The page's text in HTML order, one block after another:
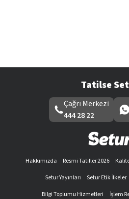
Tatilse
Çağrı Merkezi
444 28 22
Hakkımızda Resmi Tatiller 2026
Setur Yayınları
Setur Etik İlkeler
Bilgi Toplumu Hizmetleri
İşlem